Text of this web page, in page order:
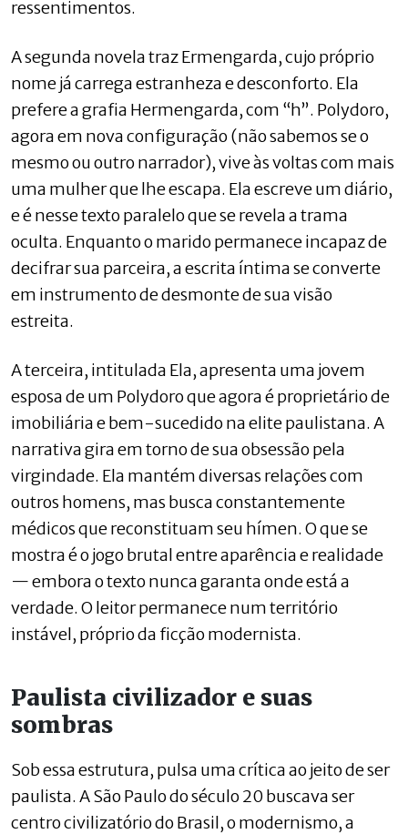
ressentimentos.
A segunda novela traz Ermengarda, cujo próprio
nome já carrega estranheza e desconforto. Ela
prefere a grafia Hermengarda, com “h”. Polydoro,
agora em nova configuração (não sabemos se o
mesmo ou outro narrador), vive às voltas com mais
uma mulher que lhe escapa. Ela escreve um diário,
e é nesse texto paralelo que se revela a trama
oculta. Enquanto o marido permanece incapaz de
decifrar sua parceira, a escrita íntima se converte
em instrumento de desmonte de sua visão
estreita.
A terceira, intitulada Ela, apresenta uma jovem
esposa de um Polydoro que agora é proprietário de
imobiliária e bem-sucedido na elite paulistana. A
narrativa gira em torno de sua obsessão pela
virgindade. Ela mantém diversas relações com
outros homens, mas busca constantemente
médicos que reconstituam seu hímen. O que se
mostra é o jogo brutal entre aparência e realidade
— embora o texto nunca garanta onde está a
verdade. O leitor permanece num território
instável, próprio da ficção modernista.
Paulista civilizador e suas
sombras
Sob essa estrutura, pulsa uma crítica ao jeito de ser
paulista. A São Paulo do século 20 buscava ser
centro civilizatório do Brasil, o modernismo, a